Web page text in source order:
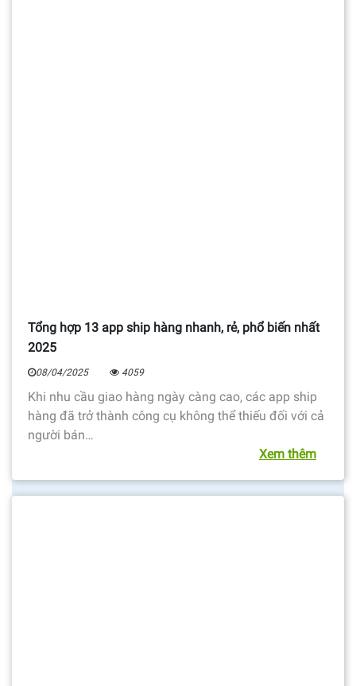
Tổng hợp 13 app ship hàng nhanh, rẻ, phổ biến nhất
2025
08/04/2025 4059
Khi nhu cầu giao hàng ngày càng cao, các app ship
hàng đã trở thành công cụ không thể thiếu đối với cả
người bán…
Xem thêm